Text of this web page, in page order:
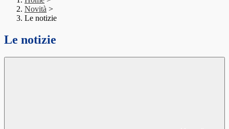
Novità >
Le notizie
Le notizie